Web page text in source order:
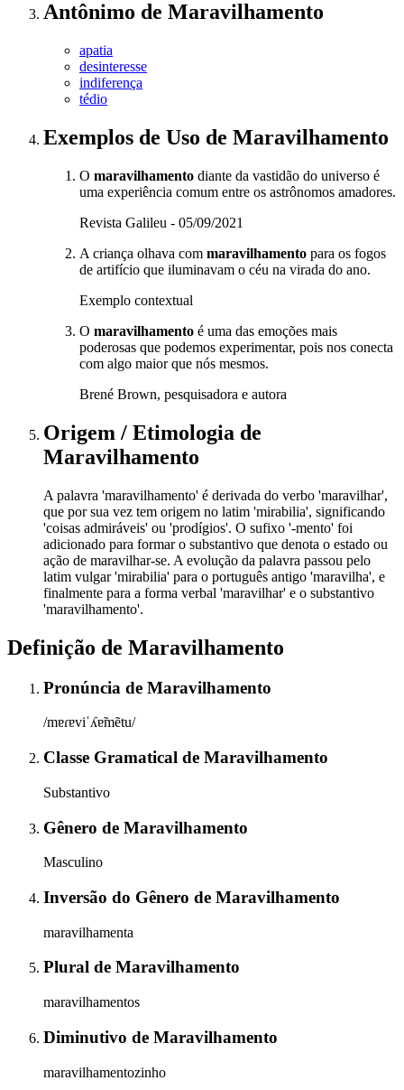
Antônimo de Maravilhamento
apatia
desinteresse
indiferença
tédio
Exemplos de Uso de Maravilhamento
O maravilhamento diante da vastidão do universo é
uma experiência comum entre os astrônomos amadores.
Revista Galileu - 05/09/2021
A criança olhava com maravilhamento para os fogos
de artifício que iluminavam o céu na virada do ano.
Exemplo contextual
O maravilhamento é uma das emoções mais
poderosas que podemos experimentar, pois nos conecta
com algo maior que nós mesmos.
Brené Brown, pesquisadora e autora
Origem / Etimologia de
Maravilhamento
A palavra 'maravilhamento' é derivada do verbo 'maravilhar',
que por sua vez tem origem no latim 'mirabilia', significando
'coisas admiráveis' ou 'prodígios'. O sufixo '-mento' foi
adicionado para formar o substantivo que denota o estado ou
ação de maravilhar-se. A evolução da palavra passou pelo
latim vulgar 'mirabilia' para o português antigo 'maravilha', e
finalmente para a forma verbal 'maravilhar' e o substantivo
'maravilhamento'.
Definição de Maravilhamento
Pronúncia de Maravilhamento
/mɐɾɐviˈʎɐ̃mẽtu/
Classe Gramatical de Maravilhamento
Substantivo
Gênero de Maravilhamento
Masculino
Inversão do Gênero de Maravilhamento
maravilhamenta
Plural de Maravilhamento
maravilhamentos
Diminutivo de Maravilhamento
maravilhamentozinho